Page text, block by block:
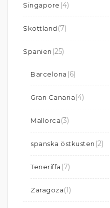
Singapore (4)
Skottland (7)
Spanien (25)
Barcelona (6)
Gran Canaria(4)
Mallorca(3)
spanska östkusten (2)
Teneriffa (7)
Zaragoza(1)